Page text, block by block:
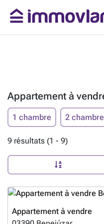
Appartement à
1 chambre 2
9 résultats (1 - 9)
Appartement à vendre